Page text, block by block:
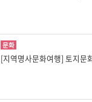
문화
[지역명사문화여행] 토지문